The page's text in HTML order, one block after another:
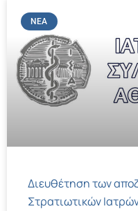
ΝΈΑ
Διευθέτηση των
Στρατιωτικών